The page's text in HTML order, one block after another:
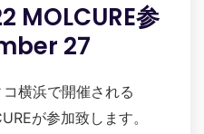
MOLCURE参
27
横浜で開催される
が参加致します。